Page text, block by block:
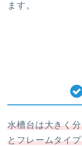
ます。
水槽台は大きく
とフレームタイ